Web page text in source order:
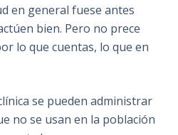
en general fuese antes
bien. Pero no prece
lo que cuentas, lo que en
se pueden administrar
no se usan en la población